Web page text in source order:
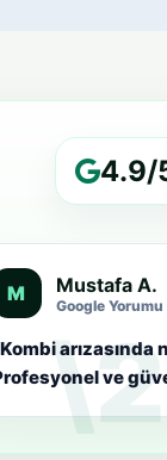
4.9/
M Mustafa A.
Google Yorumu
ve